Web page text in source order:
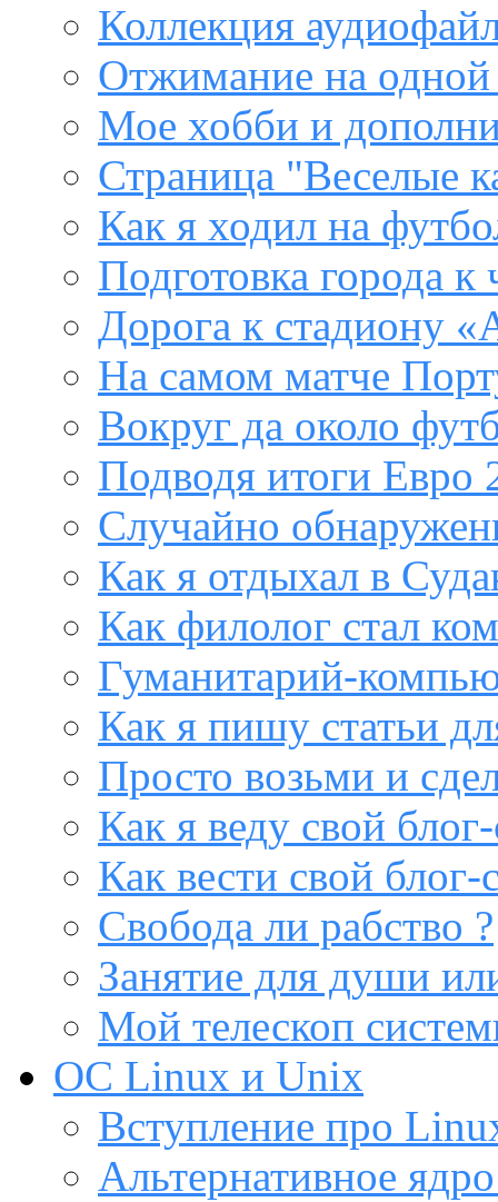
Коллекция
Отжимание на одной
Мое хобби и
Страница "Веселые
Как я ходил на
Подготовка города к
Дорога к стадиону
На самом матче
Вокруг да около
Подводя итоги Евро
Случайно
Как я отдыхал в
Как филолог стал
Гуманитарий-
Как я пишу статьи
Просто возьми и
Как я веду свой
Как вести свой
Свобода ли рабство ?
Занятие для души
Мой телескоп
ОС Linux и Unix
Вступление про
Альтернативное